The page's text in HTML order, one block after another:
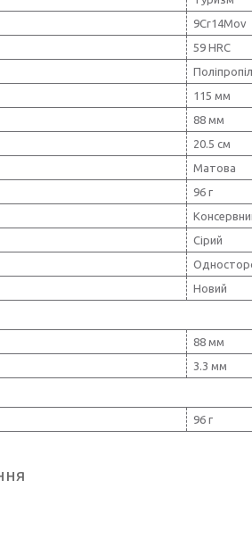
9Cr14Mov
59 HRC
115 мм
88 мм
20.5 см
Матова
96 г
Сірий
Новий
88 мм
3.3 мм
96 г